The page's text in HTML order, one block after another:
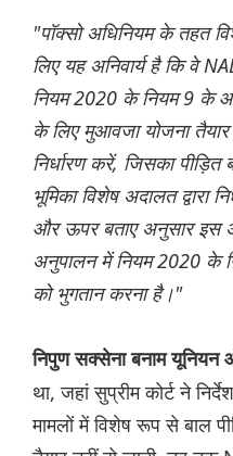
"पॉक्सो अधिनियम के तहत
लिए यह अनिवार्य है कि वे
नियम 2020 के नियम 9 के
के लिए मुआवजा योजना
निर्धारण करें, जिसका
भूमिका विशेष अदालत द्वारा
और ऊपर बताए अनुसार इस
अनुपालन में नियम 2020 के
को भुगतान करना है।"
निपुण सक्सेना बनाम यूनियन
था, जहां सुप्रीम कोर्ट ने
मामलों में विशेष रूप से बाल